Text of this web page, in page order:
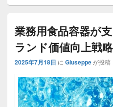
業務用食品容器が
ランド価値向上戦略
2025年7月18日 に Giuseppeが投稿